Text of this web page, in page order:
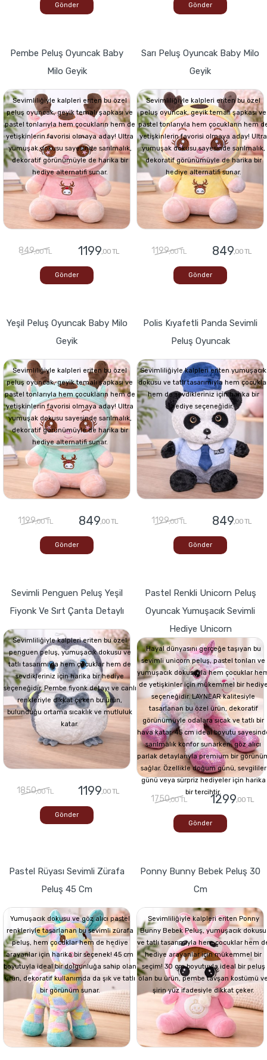
Gönder Gönder
Pembe Peluş Oyuncak Baby
Milo Geyik
Sevimliliğiyle kalpleri eriten bu özel
peluş oyuncak, geyik temalı şapkası ve
pastel tonlarıyla hem çocukların hem de
yetişkinlerin favorisi olmaya aday! Ultra
yumuşak dokusu sayesinde sarılmalık,
dekoratif görünümüyle de harika bir
hediye alternatifi sunar.
849,00 TL 1199,00 TL
Gönder
Sarı Peluş Oyuncak Baby Milo
Geyik
Sevimliliğiyle kalpleri eriten bu özel
peluş oyuncak, geyik temalı şapkası ve
pastel tonlarıyla hem çocukların hem
yetişkinlerin favorisi olmaya aday! Ultra
yumuşak dokusu sayesinde sarılmalık,
dekoratif görünümüyle de harika bir
hediye alternatifi sunar.
1199,00 TL 849,00 TL
Gönder
Yeşil Peluş Oyuncak Baby Milo
Geyik
Sevimliliğiyle kalpleri eriten bu özel
peluş oyuncak, geyik temalı şapkası ve
pastel tonlarıyla hem çocukların hem de
yetişkinlerin favorisi olmaya aday! Ultra
yumuşak dokusu sayesinde sarılmalık,
dekoratif görünümüyle de harika bir
hediye alternatifi sunar.
1199,00 TL 849,00 TL
Gönder
Polis Kıyafetli Panda Sevimli
Peluş Oyuncak
Sevimliliğiyle kalpleri eriten yumuşacık
dokusu ve tatlı tasarımıyla hem
hem de sevdikleriniz için harika bir
hediye seçeneğidir.
1199,00 TL 849,00 TL
Gönder
Sevimli Penguen Peluş Yeşil
Fiyonk Ve Sırt Çanta Detaylı
Sevimliliğiyle kalpleri eriten bu özel
penguen peluş, yumuşacık dokusu ve
tatlı tasarımıyla hem çocuklar hem de
sevdikleriniz için harika bir hediye
seçeneğidir. Pembe fiyonk detayı ve canlı
renkleriyle dikkat çeken bu ürün,
bulunduğu ortama sıcaklık ve mutluluk
katar.
1850,00 TL 1199,00 TL
Gönder
Pastel Renkli Unicorn Peluş
Oyuncak Yumuşacık Sevimli
Hediye Unicorn
Hayal dünyasını gerçeğe taşıyan bu
sevimli unicorn peluş, pastel tonları ve
yumuşacık dokusuyla hem çocuklar
de yetişkinler için mükemmel bir
seçeneğidir. LAYNEAR kalitesiyle
tasarlanan bu özel ürün, dekoratif
görünümüyle odalara sıcak ve tatlı bir
hava katar. 45 cm ideal boyutu
sarılmalık konfor sunarken, göz alıcı
parlak detaylarıyla premium bir
sağlar. Özellikle doğum günü, sevgililer
günü veya sürpriz hediyeler için harika
bir tercihtir.
1750,00 TL 1299,00 TL
Gönder
Pastel Rüyası Sevimli Zürafa
Peluş 45 Cm
Yumuşacık dokusu ve göz alıcı pastel
renkleriyle tasarlanan bu sevimli zürafa
peluş, hem çocuklar hem de hediye
arayanlar için harika bir seçenek! 45 cm
boyutuyla ideal bir dolgunluğa sahip olan
ürün, dekoratif kullanımda da şık ve tatlı
bir görünüm sunar.
Ponny Bunny Bebek Peluş 30
Cm
Sevimliliğiyle kalpleri eriten Ponny
Bunny Bebek Peluş, yumuşacık dokusu
ve tatlı tasarımıyla hem çocuklar hem
hediye arayanlar için mükemmel bir
seçim! 30 cm boyutuyla ideal bir peluş
olan bu ürün, pembe tavşan kostümü
şirin yüz ifadesiyle dikkat çeker.